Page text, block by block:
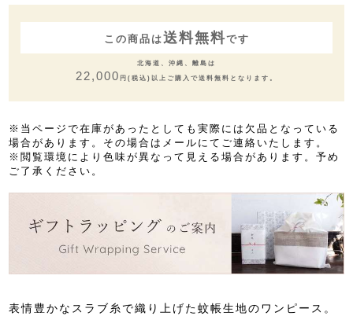
この商品は送料無料です
北海道、沖縄、離島は
22,000 円(税込)以上ご購入で送料無料となります。
※当ページで在庫があったとしても実際には欠品となっている
場合があります。その場合はメールにてご連絡いたします。
※閲覧環境により色味が異なって見える場合があります。予め
ご了承ください。
表情豊かなスラブ糸で織り上げた蚊帳生地のワンピース。